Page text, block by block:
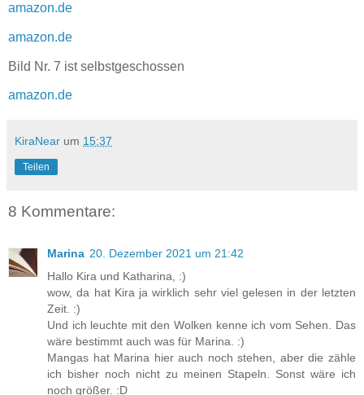
amazon.de
amazon.de
Bild Nr. 7 ist selbstgeschossen
amazon.de
KiraNear um 15:37
Teilen
8 Kommentare:
Marina 20. Dezember 2021 um 21:42
Hallo Kira und Katharina, :)
wow, da hat Kira ja wirklich sehr viel gelesen in der letzten
Zeit. :)
Und ich leuchte mit den Wolken kenne ich vom Sehen. Das
wäre bestimmt auch was für Marina. :)
Mangas hat Marina hier auch noch stehen, aber die zähle
ich bisher noch nicht zu meinen Stapeln. Sonst wäre ich
noch größer. :D